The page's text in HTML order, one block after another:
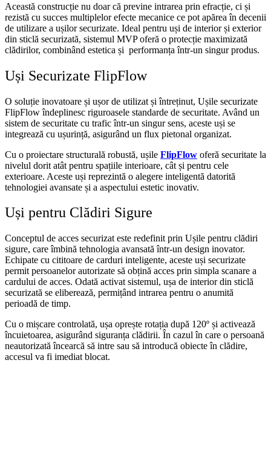
Această construcție nu doar că previne intrarea prin efracție, ci și
rezistă cu succes multiplelor efecte mecanice ce pot apărea în decenii
de utilizare a ușilor securizate. Ideal pentru uși de interior și exterior
din sticlă securizată, sistemul MVP oferă o protecție maximizată
clădirilor, combinând estetica și performanța într-un singur produs.
Uși Securizate FlipFlow
O soluție inovatoare și ușor de utilizat și întreținut, Ușile securizate
FlipFlow îndeplinesc riguroasele standarde de securitate. Având un
sistem de securitate cu trafic într-un singur sens, aceste uși se
integrează cu ușurință, asigurând un flux pietonal organizat.
Cu o proiectare structurală robustă, ușile FlipFlow oferă securitate la
nivelul dorit atât pentru spațiile interioare, cât și pentru cele
exterioare. Aceste uși reprezintă o alegere inteligentă datorită
tehnologiei avansate și a aspectului estetic inovativ.
Uși pentru Clădiri Sigure
Conceptul de acces securizat este redefinit prin Ușile pentru clădiri
sigure, care îmbină tehnologia avansată într-un design inovator.
Echipate cu cititoare de carduri inteligente, aceste uși securizate
permit persoanelor autorizate să obțină acces prin simpla scanare a
cardului de acces. Odată activat sistemul, ușa de interior din sticlă
securizată se eliberează, permițând intrarea pentru o anumită
perioadă de timp.
Cu o mișcare controlată, ușa oprește rotația după 120º și activează
încuietoarea, asigurând siguranța clădirii. În cazul în care o persoană
neautorizată încearcă să intre sau să introducă obiecte în clădire,
accesul va fi imediat blocat.